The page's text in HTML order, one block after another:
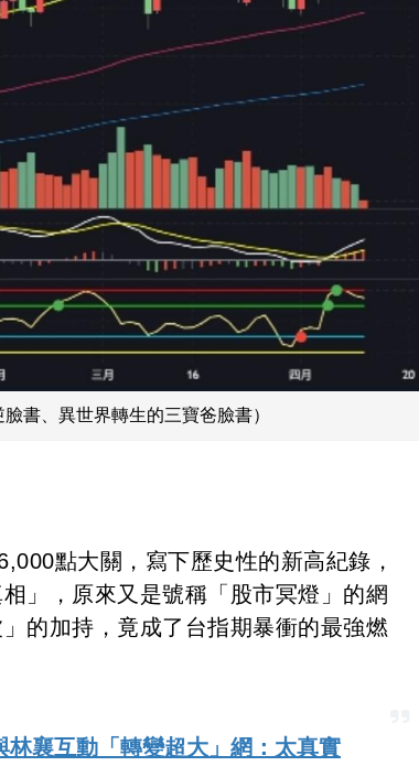
書、異世界轉生的三寶爸臉書）
點大關，寫下歷史性的新高紀錄，
」，原來又是號稱「股市冥燈」的網
的加持，竟成了台指期暴衝的最強燃
襄互動「轉變超大」網：太真實